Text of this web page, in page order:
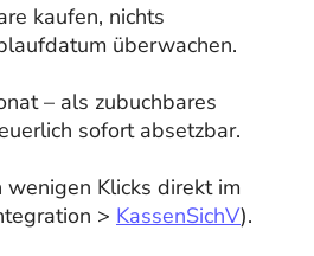
kaufen, nichts
überwachen.
– als zubuchbares
sofort absetzbar.
Klicks direkt im
> KassenSichV).